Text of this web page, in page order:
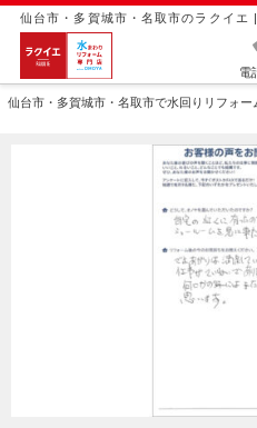
仙台市・多賀城市・名取市のラクイ
電
仙台市・多賀城市・名取市で水回りリフォー